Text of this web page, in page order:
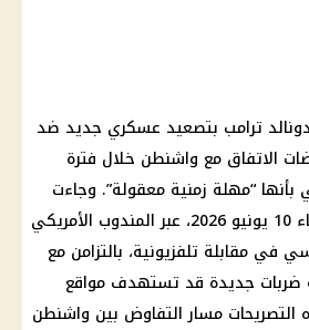
ترامب بتصعيد عسكري جديد ضد
الاتفاق مع واشنطن خلال فترة
“مهلة زمنية معقولة”. وجاءت
التصريحات، اليوم الأربعاء 10 يونيو 2026، عبر المندوب الأمريكي
مقابلة تلفزيونية، بالتزامن مع
ضربات جديدة قد تستهدف مواقع
التصريحات مسار التفاوض بين واشنطن